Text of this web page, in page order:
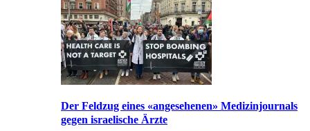
Der Feldzug eines «angesehenen» Medizinjournals
gegen israelische Ärzte